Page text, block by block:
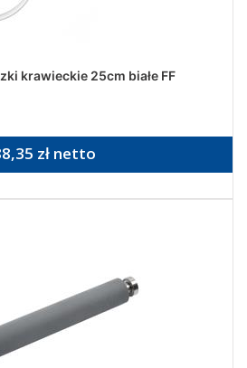
krawieckie 25cm białe FF
zł netto